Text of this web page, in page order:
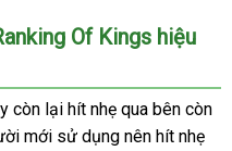
Of Kings hiệu
còn lại hít nhẹ qua bên còn
mới sử dụng nên hít nhẹ